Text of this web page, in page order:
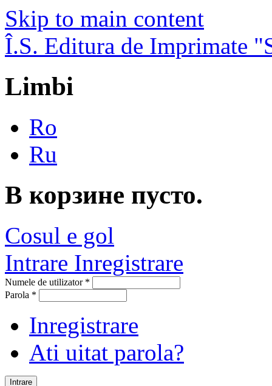
Skip to main content
Î.S. Editura de Imprimate
Limbi
Ro
Ru
В корзине пусто.
Cosul e gol
Intrare Inregistrare
Numele de utilizator *
Parola *
Inregistrare
Ati uitat parola?